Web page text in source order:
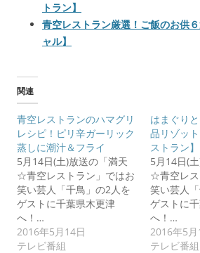
トラン】
青空レストラン厳選！ご飯のお供
ャル】
関連
青空レストランのハマグリ
レシピ！ピリ辛ガーリック
蒸しに潮汁＆フライ
5月14日(土)放送の「満天
☆青空レストラン」ではお
笑い芸人「千鳥」の2人を
ゲストに千葉県木更津
へ！…
2016年5月14日
テレビ番組
はまぐり
品リゾッ
ストラン】
5月14日(
☆青空レス
笑い芸人
ゲストに
へ！…
2016年5月
テレビ番組